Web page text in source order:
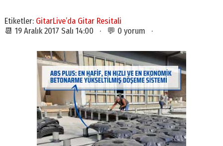
Etiketler: GitarLive’da Gitar Resitali
📆 19 Aralık 2017 Salı 14:00 · 💬 0 yorum ·